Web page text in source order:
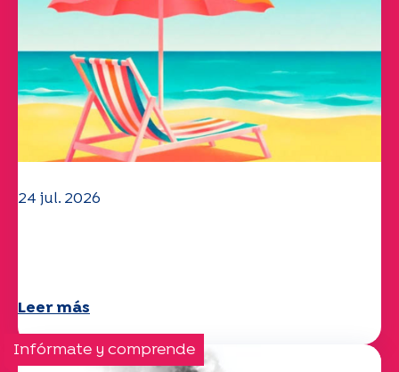
24 jul. 2026
Leer más
Infórmate y comprende